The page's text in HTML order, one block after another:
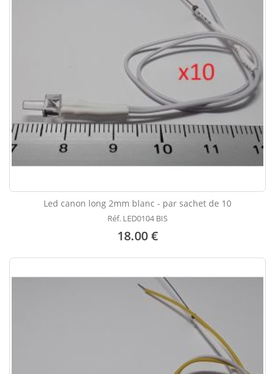
Led canon long 2mm blanc - par sachet de 10
Réf. LED0104 BIS
18.00 €